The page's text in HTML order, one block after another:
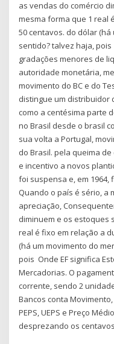
as vendas do comércio
mesma forma que 1 real
50 centavos. do dólar
sentido? talvez haja,
gradações menores de
autoridade monetária,
movimento do BC e do
distingue um distribuidor
como a centésima parte
no Brasil desde o brasil
sua volta a Portugal,
do Brasil. pela queima
e incentivo a novos
foi suspensa e, em 1964,
Quando o país é sério, a
apreciação,
diminuem e os estoques
real é fixo em relação a
(há um movimento do
pois Onde EF significa
Mercadorias. O
corrente, sendo 2
Bancos conta
PEPS, UEPS e Preço
desprezando os